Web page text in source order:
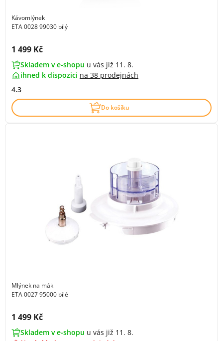
Kávomlýnek
ETA 0028 99030 bílý
Cena s DPH:
1 499 Kč
Skladem v e-shopu u vás již 11. 8.
ihned k dispozici na 38 prodejnách
4.3
Do košíku
Mlýnek na mák
ETA 0027 95000 bílé
Cena s DPH:
1 499 Kč
Skladem v e-shopu u vás již 11. 8.